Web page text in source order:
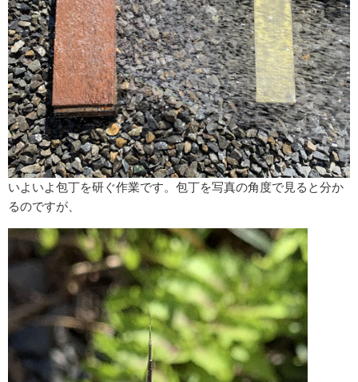
いよいよ包丁を研ぐ作業です。包丁を写真の角度で見ると分か
るのですが、